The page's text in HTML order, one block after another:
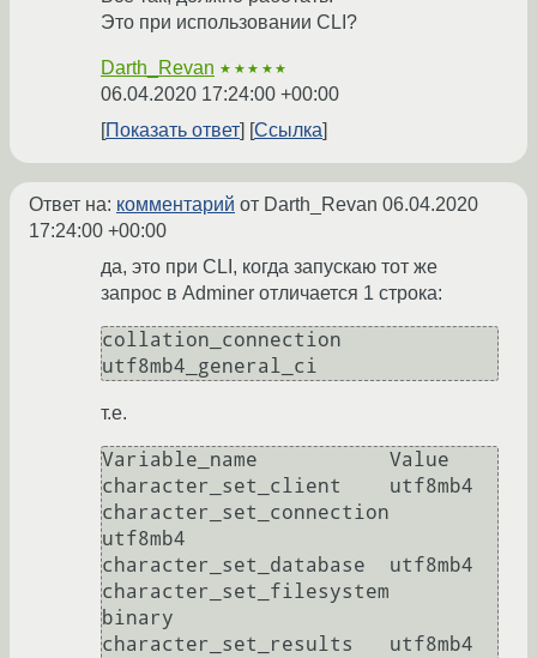
Это при использовании CLI?
Darth_Revan ★★★★★
06.04.2020 17:24:00 +00:00
Показать ответ
Ссылка
Ответ на: комментарий от Darth_Revan 06.04.2020
17:24:00 +00:00
да, это при CLI, когда запускаю тот же
запрос в Adminer отличается 1 строка:
collation_connection
т.е.
Variable_name	        Value
character_set_client	utf8mb4
character_set_connection
utf8mb4
character_set_database	utf8mb4
character_set_filesystem
binary
character_set_results	utf8mb4